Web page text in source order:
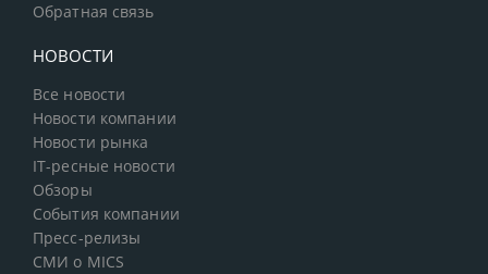
Обратная связь
НОВОСТИ
Все новости
Новости компании
Новости рынка
IT-ресные новости
Обзоры
События компании
Пресс-релизы
СМИ о MICS